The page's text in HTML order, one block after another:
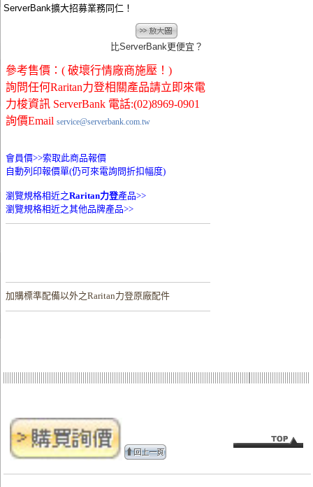
ServerBank擴大招募業務同仁！
比ServerBank更便宜？
參考售價：( 破壞行情廠商施壓！)
詢問任何Raritan力登相關產品請立即來電
力梭資訊 ServerBank 電話:(02)8969-0901
詢價Email service@serverbank.com.tw
會員價>>索取此商品報價
自動列印報價單(仍可來電詢問折扣幅度)
瀏覽規格相近之Raritan力登產品>>
瀏覽規格相近之其他品牌產品>>
加購標準配備以外之Raritan力登原廠配件